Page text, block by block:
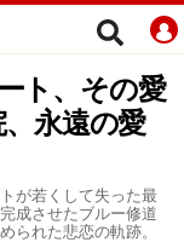
ト、その愛
永遠の愛
が若くして失った最
成させたブルー修道
られた悲恋の軌跡。